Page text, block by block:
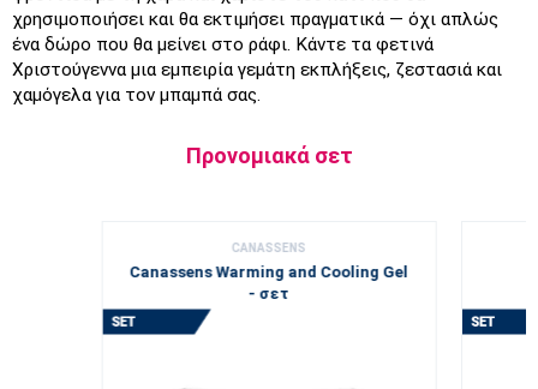
χρησιμοποιήσει και θα εκτιμήσει πραγματικά — όχι απλώς
ένα δώρο που θα μείνει στο ράφι. Κάντε τα φετινά
Χριστούγεννα μια εμπειρία γεμάτη εκπλήξεις, ζεστασιά και
χαμόγελα για τον μπαμπά σας.
Προνομιακά σετ
CANASSENS
Canassens Warming and Cooling Gel
- σετ